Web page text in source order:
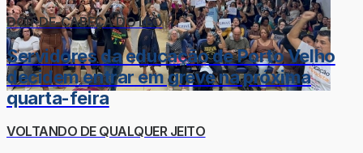
DOR-DE-CABEÇA DO LÉO
Servidores da educação de Porto Velho
decidem entrar em greve na próxima
quarta-feira
VOLTANDO DE QUALQUER JEITO